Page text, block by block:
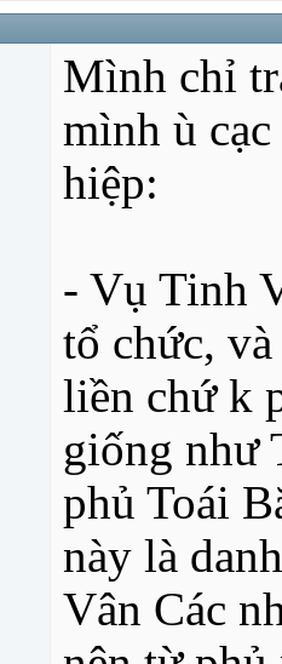
Mình chỉ
mình ù
hiệp:
- Vụ Tinh
tổ chức,
liền chứ k
giống như
phủ Toái
này là
Vân Các